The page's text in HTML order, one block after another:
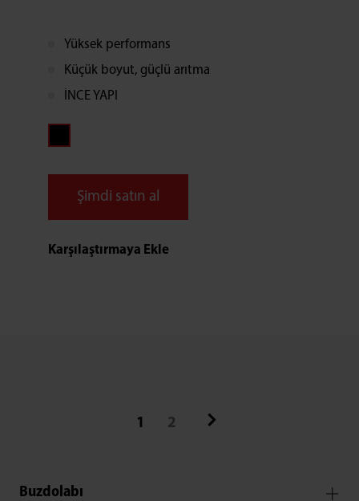
Yüksek performans
Küçük boyut, güçlü arıtma
İNCE YAPI
Şimdi satın al
Karşılaştırmaya Ekle
1 2
Buzdolabı